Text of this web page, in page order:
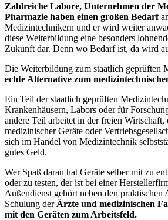
Zahlreiche Labore, Unternehmen der
Pharmazie haben einen großen Bedarf
Medizintechnikern und er wird weiter
diese Weiterbildung eine besonders
Zukunft dar. Denn wo Bedarf ist, da wird
Die Weiterbildung zum staatlich geprüften
echte Alternative zum
Ein Teil der staatlich geprüften
Krankenhäusern, Labors oder für
andere Teil arbeitet in der freien
medizinischer Geräte oder
sich im Handel von Medizintechnik
gutes Geld.
Wer Spaß daran hat Geräte selber mit zu
oder zu testen, der ist bei einer
Außendienst gehört neben den praktischen
Schulung der Ärzte und medizinischen
mit den Geräten zum Arbeitsfeld.